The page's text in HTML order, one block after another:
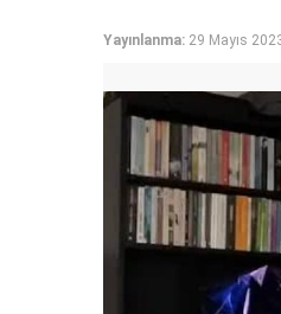
Yayınlanma: 29 Mayıs